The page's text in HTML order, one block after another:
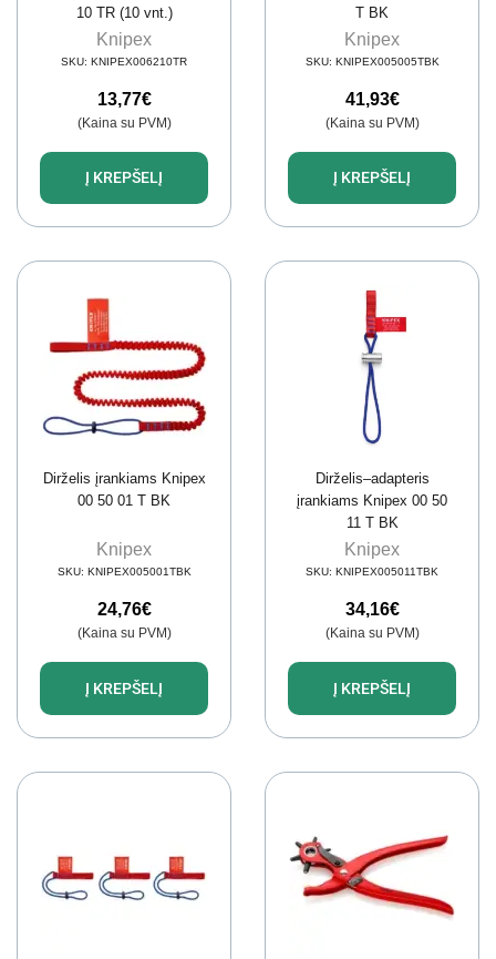
10 TR (10 vnt.)
Knipex
SKU: KNIPEX006210TR
13,77€
(Kaina su PVM)
Į KREPŠELĮ
T BK
Knipex
SKU: KNIPEX005005TBK
41,93€
(Kaina su PVM)
Į KREPŠELĮ
Dirželis įrankiams Knipex
00 50 01 T BK
Knipex
SKU: KNIPEX005001TBK
24,76€
(Kaina su PVM)
Į KREPŠELĮ
Dirželis–adapteris
įrankiams Knipex 00 50
11 T BK
Knipex
SKU: KNIPEX005011TBK
34,16€
(Kaina su PVM)
Į KREPŠELĮ